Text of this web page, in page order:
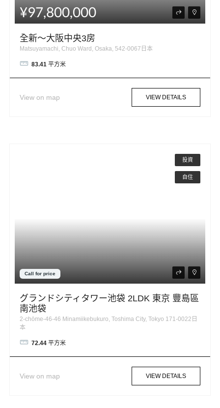
¥97,800,000
全新～大阪中央3房
Matsuyamachi, Chuo Ward, Osaka, 542-0067日本
83.41 平方米
View on map VIEW DETAILS
投資
自住
Call for price
グランドシティタワー池袋 2LDK 東京 豐島區
南池袋
2-chōme-46-46 Minamiikebukuro, Toshima City, Tokyo 171-0022日
本
72.44 平方米
View on map VIEW DETAILS